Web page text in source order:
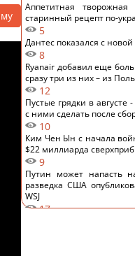
Аппетитная
старинный рецепт по-
5
Дантес показался с
8
Ryanair добавил еще
сразу три из них – из
12
Пустые грядки в
с ними сделать после
10
Ким Чен Ын с начала
$22 миллиарда
9
Путин может напасть
разведка США
WSJ
17